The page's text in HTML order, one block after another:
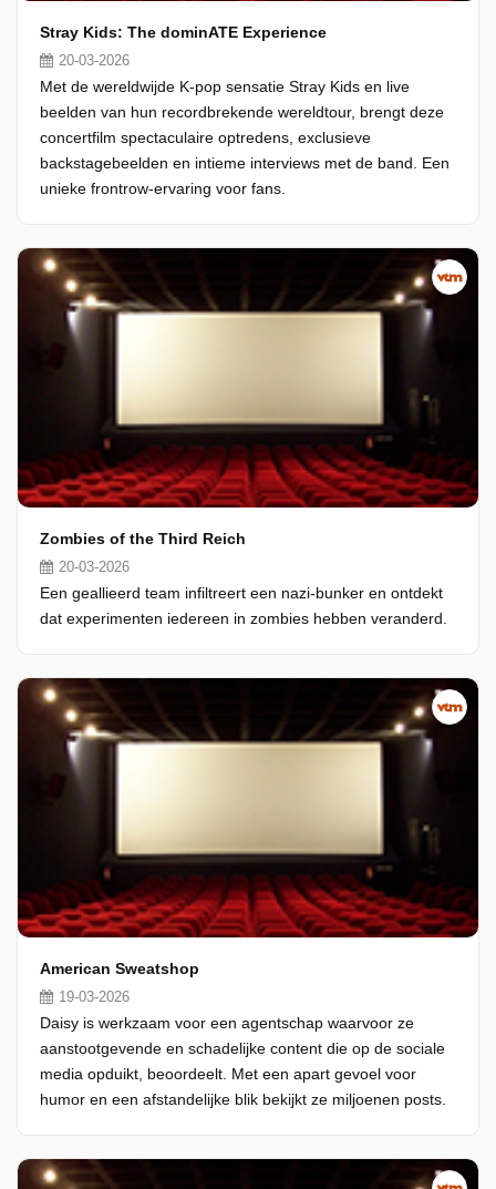
Stray Kids: The dominATE Experience
20-03-2026
Met de wereldwijde K-pop sensatie Stray Kids en live
beelden van hun recordbrekende wereldtour, brengt deze
concertfilm spectaculaire optredens, exclusieve
backstagebeelden en intieme interviews met de band. Een
unieke frontrow-ervaring voor fans.
Zombies of the Third Reich
20-03-2026
Een geallieerd team infiltreert een nazi-bunker en ontdekt
dat experimenten iedereen in zombies hebben veranderd.
American Sweatshop
19-03-2026
Daisy is werkzaam voor een agentschap waarvoor ze
aanstootgevende en schadelijke content die op de sociale
media opduikt, beoordeelt. Met een apart gevoel voor
humor en een afstandelijke blik bekijkt ze miljoenen posts.